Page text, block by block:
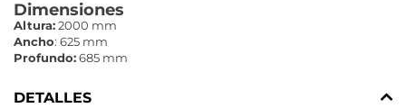
Dimensiones
Altura:2000 mm
Ancho: 625 mm
Profundo:685 mm
DETALLES